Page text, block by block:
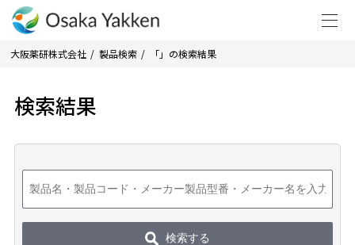
大阪薬研株式会社 製品検索 「」の検索結果
検索結果
検索する